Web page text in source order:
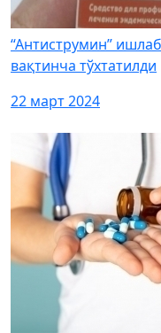
“Антиструмин”
вақтинча тўхтатилди
22 март 2024